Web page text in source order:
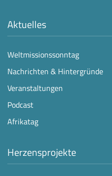
Aktuelles
Weltmissionssonntag
Nachrichten & Hintergründe
Veranstaltungen
Podcast
Afrikatag
Herzensprojekte